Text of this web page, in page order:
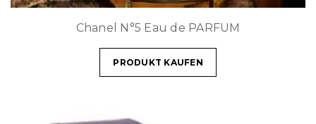
Chanel N°5 Eau de PARFUM
PRODUKT KAUFEN